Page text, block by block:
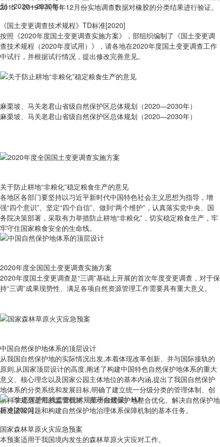
2015－2019年间每年12月份实地调查数据对橡胶的分类结果进行验证。
《国土变更调查技术规程》TD标准[2020]
按照《2020年度国土变更调查实施方案》，部组织编制了《国土变更调
查技术规程（2020年度试用）》，请各地在2020年度国土变更调查工作
中试行，并根据试行情况，提出修改完善意见。
麻栗坡、马关老君山省级自然保护区总体规划（2020—2030年）
麻栗坡、马关老君山省级自然保护区总体规划（2020—2030年）
关于防止耕地“非粮化”稳定粮食生产的意见
各地区各部门要坚持以习近平新时代中国特色社会主义思想为指导，增
强“四个意识”、坚定“四个自信”、做到“两个维护”，认真落实党中央、国
务院决策部署，采取有力举措防止耕地“非粮化”，切实稳定粮食生产，牢
牢守住国家粮食安全的生命线。
2020年度全国国土变更调查实施方案
2020年度国土变更调查是“三调”基础上开展的首次年度变更调查，对于保
持“三调”成果现势性、满足各项自然资源管理工作需要具有重大意义。
中国自然保护地体系的顶层设计
从我国自然保护地的实际情况出发,本着体现改革创新、并与国际接轨的
原则,从国家顶层设计的高度,阐述了构建中国特色自然保护地体系的重大
意义、核心理念以及国家公园主体地位的基本内涵,提出了我国自然保护
地体系的分类系统和发展目标,明确了建立统一分级分类的管理体制、创
新科学规范适用的监管机制、推动自然保护地整合优化、解决自然保护地
历史遗留问题和构建自然保护地治理体系保障机制的基本任务。
国家森林草原火灾应急预案
本预案适用于我国境内发生的森林草原火灾应对工作。